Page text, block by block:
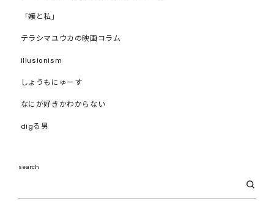
「嬢と私」
テラシマユウカの映画コラム
illusionism
しょうもにゅーす
なにが好きかわからない
digる男
search